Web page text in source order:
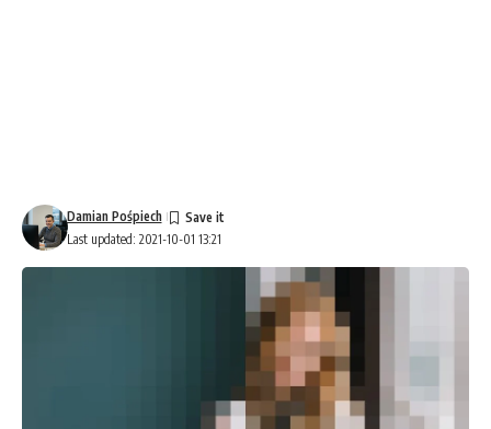
Last updated: 2021-10-01 13:21
Damian Pośpiech